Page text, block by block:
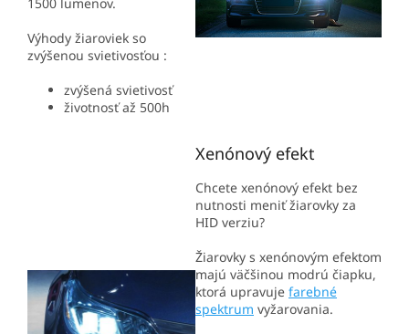
Výhody žiaroviek so
zvýšenou svietivosťou :
zvýšená svietivosť
životnosť až 500h
Xenónový efekt
Chcete xenónový efekt bez
nutnosti meniť žiarovky za
HID verziu?
Žiarovky s xenónovým efektom
majú väčšinou modrú čiapku,
ktorá upravuje farebné
spektrum vyžarovania.